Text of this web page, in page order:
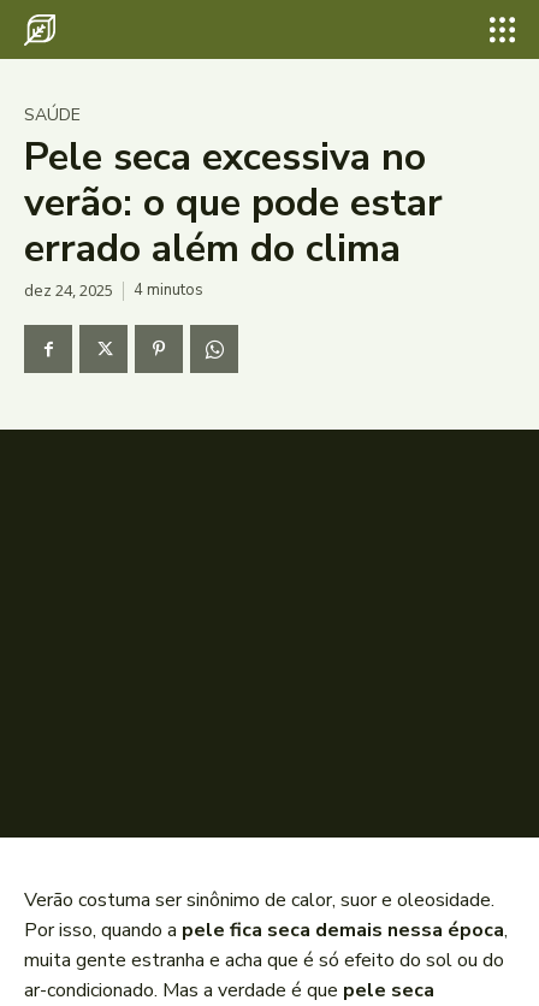
SAÚDE
Pele seca excessiva no
verão: o que pode estar
errado além do clima
dez 24, 2025 4minutos
Verão costuma ser sinônimo de calor, suor e oleosidade.
Por isso, quando a pele fica seca demais nessa época,
muita gente estranha e acha que é só efeito do sol ou do
ar-condicionado. Mas a verdade é que pele seca